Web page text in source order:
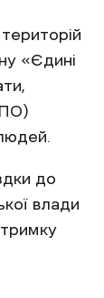
«Єдині
до
влади